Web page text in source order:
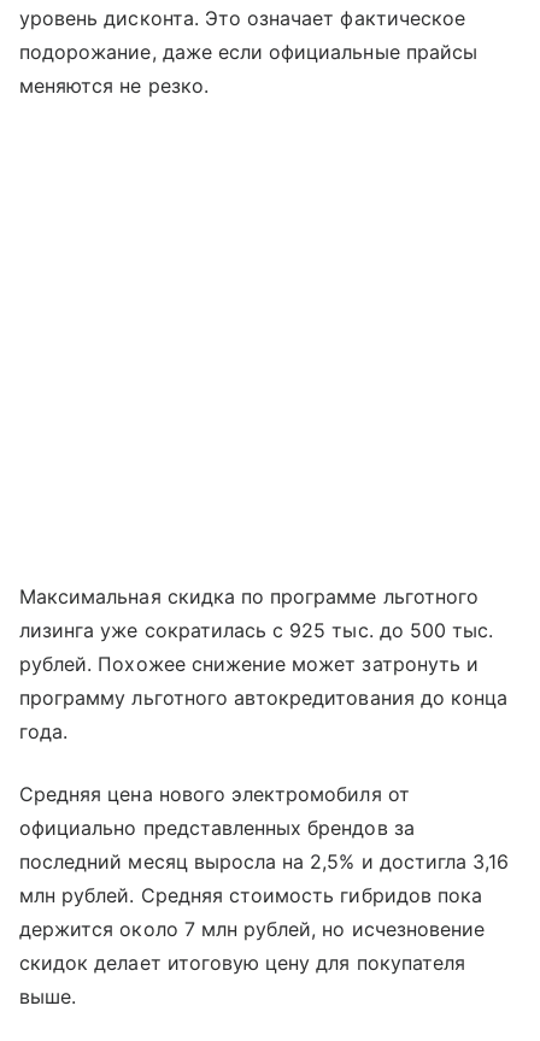
уровень дисконта. Это означает фактическое
подорожание, даже если официальные прайсы
меняются не резко.
Максимальная скидка по программе льготного
лизинга уже сократилась с 925 тыс. до 500 тыс.
рублей. Похожее снижение может затронуть и
программу льготного автокредитования до конца
года.
Средняя цена нового электромобиля от
официально представленных брендов за
последний месяц выросла на 2,5% и достигла 3,16
млн рублей. Средняя стоимость гибридов пока
держится около 7 млн рублей, но исчезновение
скидок делает итоговую цену для покупателя
выше.